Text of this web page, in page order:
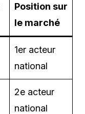
Position sur
le marché
1er acteur
national
2e acteur
national